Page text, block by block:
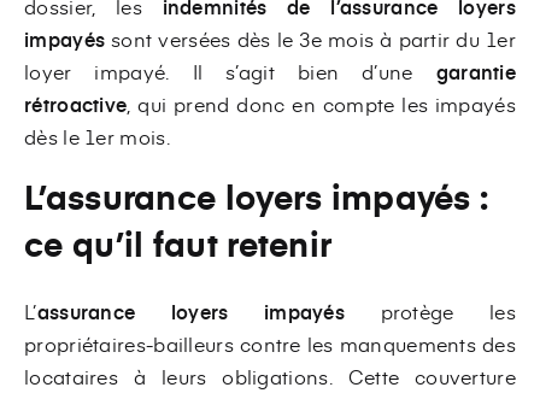
dossier, lesindemnités de l’assurance loyers
impayéssont versées dès le 3e mois à partir du 1er
loyer impayé. Il s’agit bien d’une garantie
rétroactive , qui prend donc en compte les impayés
dès le 1er mois.
L’assurance loyers impayés :
ce qu’il faut retenir
L’assurance loyers impayés protège les
propriétaires-bailleurs contre les manquements des
locataires à leurs obligations. Cette couverture